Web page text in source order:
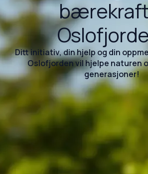
Ditt initiativ, din hjelp og din
Oslofjorden vil hjelpe naturen
generasjoner!